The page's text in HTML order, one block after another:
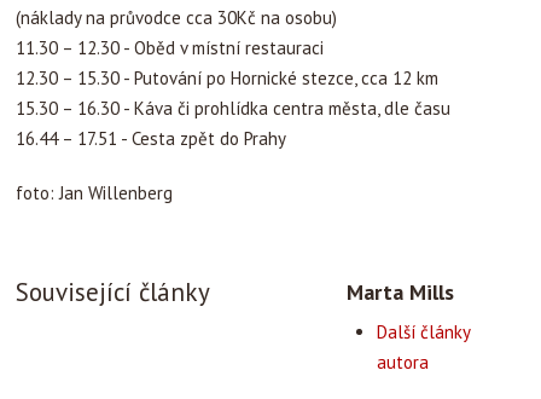
(náklady na průvodce cca 30Kč na osobu)
11.30 – 12.30 - Oběd v místní restauraci
12.30 – 15.30 - Putování po Hornické stezce, cca 12 km
15.30 – 16.30 - Káva či prohlídka centra města, dle času
16.44 – 17.51 - Cesta zpět do Prahy
foto: Jan Willenberg
Související články Marta Mills
Další články
autora